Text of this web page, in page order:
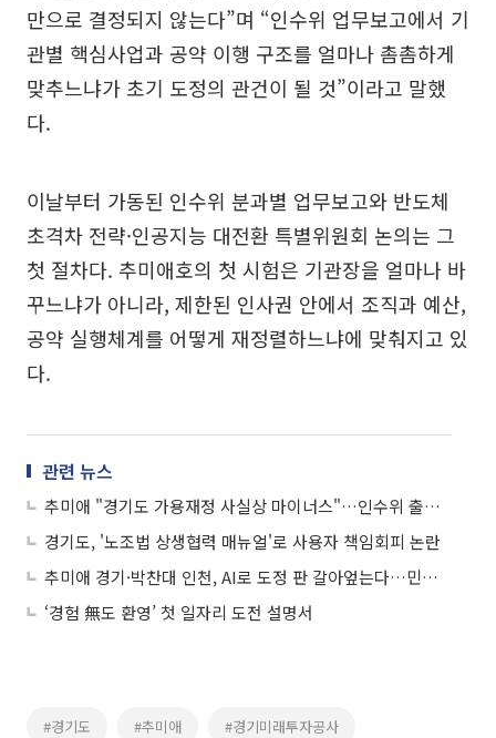
만으로 결정되지 않는다”며 “인수위 업무보고에서 기
관별 핵심사업과 공약 이행 구조를 얼마나 촘촘하게
맞추느냐가 초기 도정의 관건이 될 것”이라고 말했
다.
이날부터 가동된 인수위 분과별 업무보고와 반도체
초격차 전략·인공지능 대전환 특별위원회 논의는 그
첫 절차다. 추미애호의 첫 시험은 기관장을 얼마나 바
꾸느냐가 아니라, 제한된 인사권 안에서 조직과 예산,
공약 실행체계를 어떻게 재정렬하느냐에 맞춰지고 있
다.
관련 뉴스
추미애 "경기도 가용재정 사실상 마이너스"…인수위 출범 첫날 '직격 경고'
경기도, '노조법 상생협력 매뉴얼'로 사용자 책임회피 논란
추미애 경기·박찬대 인천, AI로 도정 판 갈아엎는다…민선 9기 공약전략 해부
‘경험 無도 환영’ 첫 일자리 도전 설명서
#경기도 #추미애 #경기미래투자공사